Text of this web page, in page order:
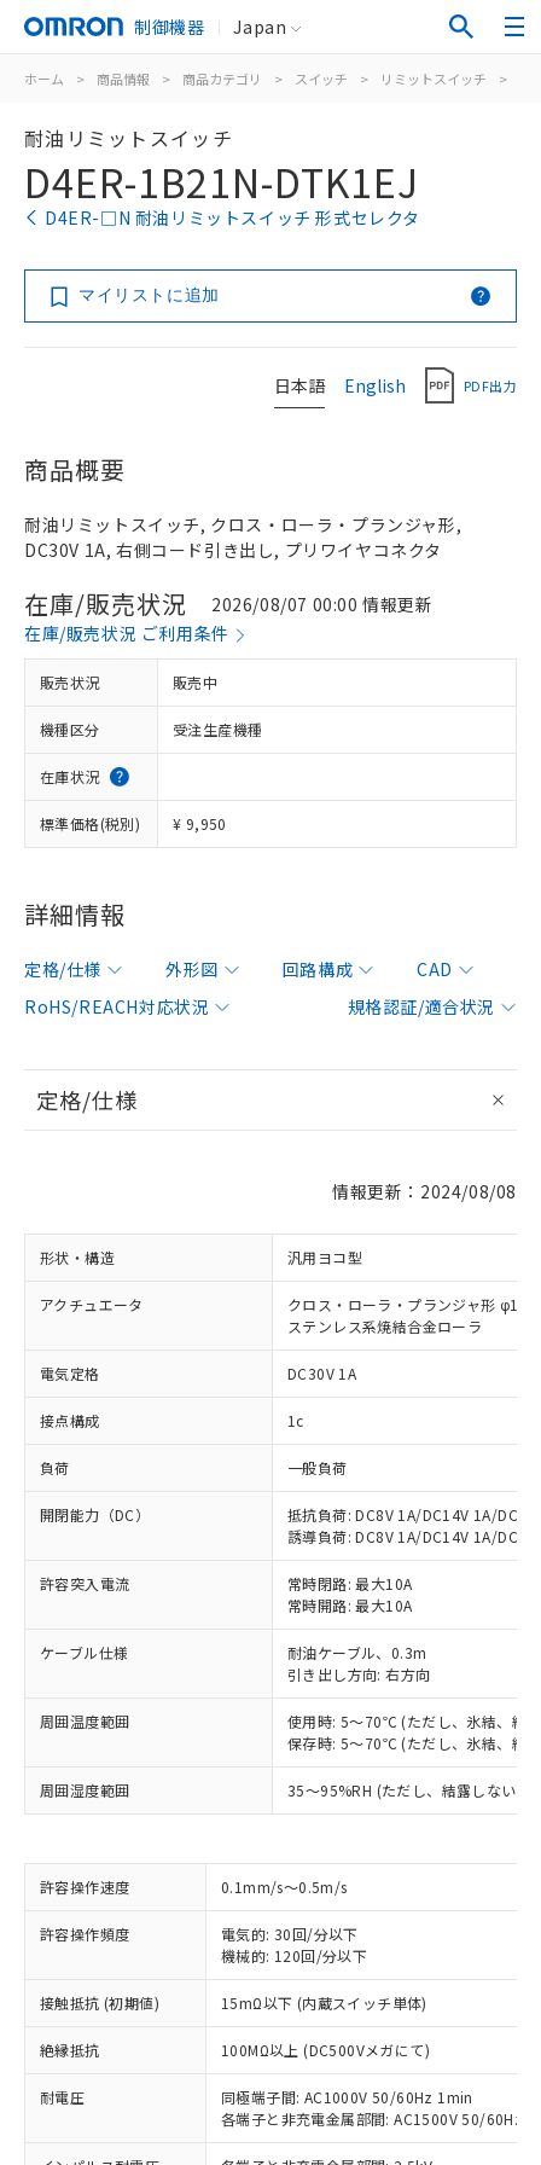
制御機器 Japan
ホーム > 商品情報 > 商品カテゴリ > スイッチ > リミットスイッチ >
耐油リミットスイッチ
D4ER-1B21N-DTK1EJ
D4ER-□N 耐油リミットスイッチ 形式セレクタ
マイリストに追加
日本語 English PDF出力
商品概要
耐油リミットスイッチ, クロス・ローラ・プランジャ形,
DC30V 1A, 右側コード引き出し, プリワイヤコネクタ
在庫/販売状況
2026/08/07 00:00 情報更新
在庫/販売状況 ご利用条件
販売状況 販売中
機種区分 受注生産機種
在庫状況
標準価格(税別) ¥ 9,950
詳細情報
定格/仕様 外形図 回路構成
CAD
RoHS/REACH対応状況
規格認証/適合状況
定格/仕様
情報更新：2024/08/08
形状・構造 汎用ヨコ型
アクチュエータ
クロス・ローラ・プランジャ形
ステンレス系焼結合金ローラ
電気定格 DC30V 1A
接点構成 1c
負荷 一般負荷
開閉能力（DC）
抵抗負荷: DC8V 1A/DC14V 1A/
誘導負荷: DC8V 1A/DC14V 1A/
許容突入電流
常時閉路: 最大10A
常時開路: 最大10A
ケーブル仕様
耐油ケーブル、0.3m
引き出し方向: 右方向
周囲温度範囲
使用時: 5～70℃ (ただし、氷結、結
保存時: 5～70℃ (ただし、氷結、結
周囲湿度範囲 35～95%RH (ただし、結露しないこ
許容操作速度 0.1mm/s～0.5m/s
許容操作頻度
電気的: 30回/分以下
機械的: 120回/分以下
接触抵抗 (初期値) 15mΩ以下 (内蔵スイッチ単体)
絶縁抵抗 100MΩ以上 (DC500Vメガにて)
耐電圧
同極端子間: AC1000V 50/60Hz 1min
各端子と非充電金属部間: AC1500V 50/60Hz
ご利用条件
※1 対応状況
対応済み：EU RoHS指令（10物質）の
非含有に対応した製品が提供可能な商品で
す。
対応予定：EU RoHS指令（10物質）の非含
有に対応した製品に切り替える予定のある
対応予定なし：EU RoHS指令（10物質）の